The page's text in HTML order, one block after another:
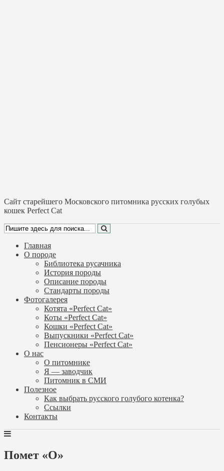
Cайт старейшего Московского питомника русских голубых
кошек Perfect Cat
Главная
О породе
Библиотека русачника
История породы
Описание породы
Стандарты породы
Фотогалерея
Котята «Perfect Cat»
Коты «Perfect Cat»
Кошки «Perfect Cat»
Выпускники «Perfect Cat»
Пенсионеры «Perfect Cat»
О нас
О питомнике
Я — заводчик
Питомник в СМИ
Полезное
Как выбрать русского голубого котенка?
Ссылки
Контакты
Помет «O»